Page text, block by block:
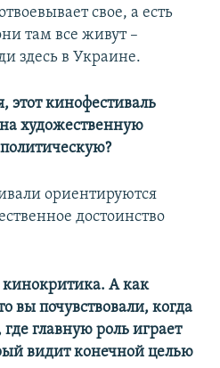
свое, а есть
там все живут –
здесь в Украине.
этот кинофестиваль
художественную
ориентируются
достоинство
А как
вы почувствовали, когда
главную роль играет
видит конечной целью